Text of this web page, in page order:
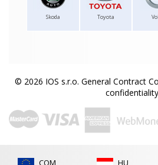
Skoda Toyota
© 2026 IOS s.r.o. General Contract
confidentiality
COM HU